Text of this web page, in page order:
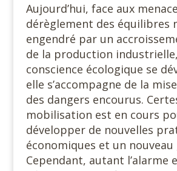
Aujourd’hui, face aux
dérèglement des équilibres
engendré par un
de la production
conscience écologique se
elle s’accompagne de la
des dangers encourus.
mobilisation est en cours
développer de nouvelles
économiques et un nouveau
Cependant, autant l’alarme